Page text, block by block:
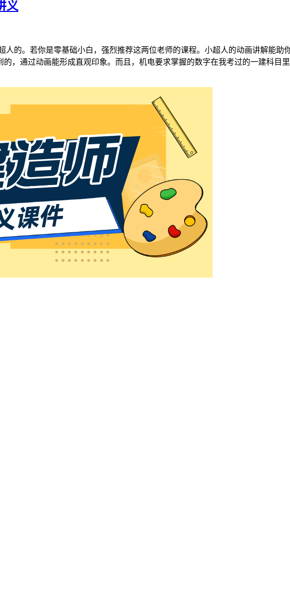
义
的。若你是零基础小白，强烈推荐这两位老师的课程。小超人的动画讲解能助
，通过动画能形成直观印象。而且，机电要求掌握的数字在我考过的一建科目